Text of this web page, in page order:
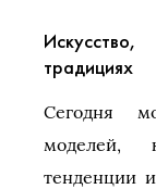
традициях
Сегодня
моделей,
тенденции